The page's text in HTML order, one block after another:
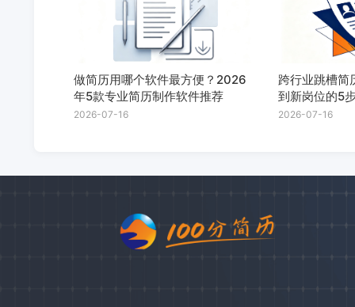
做简历用哪个软件最方便？2026
年5款专业简历制作软件推荐
2026-07-16
跨行业跳槽简
到新岗位的5
2026-07-16